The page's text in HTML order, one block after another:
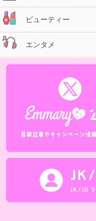
ビューティー
エンタメ